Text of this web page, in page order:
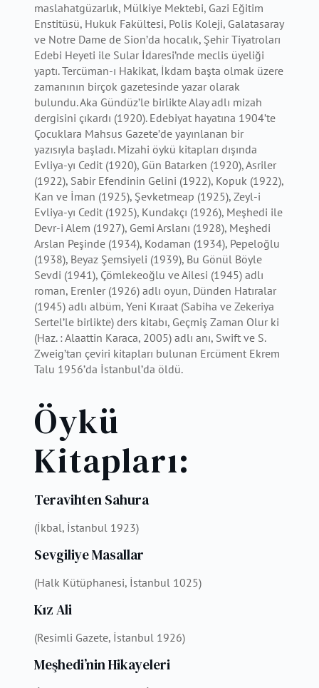
maslahatgüzarlık, Mülkiye Mektebi, Gazi Eğitim
Enstitüsü, Hukuk Fakültesi, Polis Koleji, Galatasaray
ve Notre Dame de Sion’da hocalık, Şehir Tiyatroları
Edebi Heyeti ile Sular İdaresi’nde meclis üyeliği
yaptı. Tercüman-ı Hakikat, İkdam başta olmak üzere
zamanının birçok gazetesinde yazar olarak
bulundu. Aka Gündüz’le birlikte Alay adlı mizah
dergisini çıkardı (1920). Edebiyat hayatına 1904’te
Çocuklara Mahsus Gazete’de yayınlanan bir
yazısıyla başladı. Mizahi öykü kitapları dışında
Evliya-yı Cedit (1920), Gün Batarken (1920), Asriler
(1922), Sabir Efendinin Gelini (1922), Kopuk (1922),
Kan ve İman (1925), Şevketmeap (1925), Zeyl-i
Evliya-yı Cedit (1925), Kundakçı (1926), Meşhedi ile
Devr-i Alem (1927), Gemi Arslanı (1928), Meşhedi
Arslan Peşinde (1934), Kodaman (1934), Pepeloğlu
(1938), Beyaz Şemsiyeli (1939), Bu Gönül Böyle
Sevdi (1941), Çömlekeoğlu ve Ailesi (1945) adlı
roman, Erenler (1926) adlı oyun, Dünden Hatıralar
(1945) adlı albüm, Yeni Kıraat (Sabiha ve Zekeriya
Sertel’le birlikte) ders kitabı, Geçmiş Zaman Olur ki
(Haz. : Alaattin Karaca, 2005) adlı anı, Swift ve S.
Zweig’tan çeviri kitapları bulunan Ercüment Ekrem
Talu 1956’da İstanbul’da öldü.
Öykü
Kitapları:
Teravihten Sahura
(İkbal, İstanbul 1923)
Sevgiliye Masallar
(Halk Kütüphanesi, İstanbul 1025)
Kız Ali
(Resimli Gazete, İstanbul 1926)
Meşhedi’nin Hikayeleri